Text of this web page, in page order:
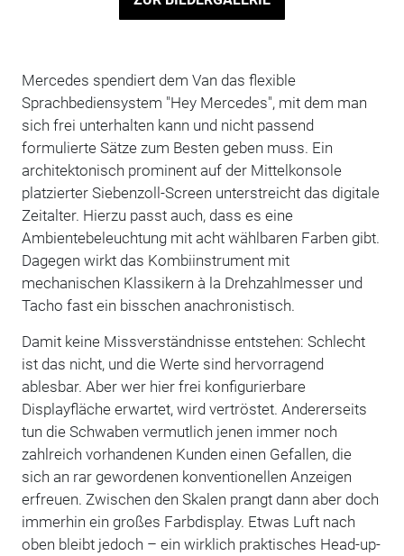
Mercedes spendiert dem Van das flexible
Sprachbediensystem "Hey Mercedes", mit dem man
sich frei unterhalten kann und nicht passend
formulierte Sätze zum Besten geben muss. Ein
architektonisch prominent auf der Mittelkonsole
platzierter Siebenzoll-Screen unterstreicht das digitale
Zeitalter. Hierzu passt auch, dass es eine
Ambientebeleuchtung mit acht wählbaren Farben gibt.
Dagegen wirkt das Kombiinstrument mit
mechanischen Klassikern à la Drehzahlmesser und
Tacho fast ein bisschen anachronistisch.
Damit keine Missverständnisse entstehen: Schlecht
ist das nicht, und die Werte sind hervorragend
ablesbar. Aber wer hier frei konfigurierbare
Displayfläche erwartet, wird vertröstet. Andererseits
tun die Schwaben vermutlich jenen immer noch
zahlreich vorhandenen Kunden einen Gefallen, die
sich an rar gewordenen konventionellen Anzeigen
erfreuen. Zwischen den Skalen prangt dann aber doch
immerhin ein großes Farbdisplay. Etwas Luft nach
oben bleibt jedoch – ein wirklich praktisches Head-up-